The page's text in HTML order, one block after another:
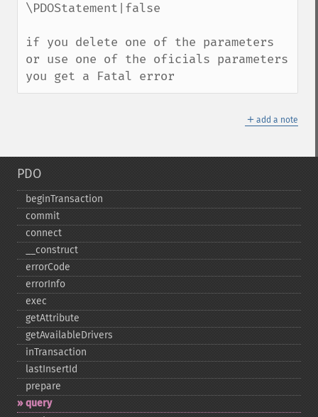
\PDOStatement|false
if you delete one of the parameters
or use one of the oficials parameters
you get a Fatal error
＋ add a note
PDO
beginTransaction
commit
connect
_​_​construct
errorCode
errorInfo
exec
getAttribute
getAvailableDrivers
inTransaction
lastInsertId
prepare
query